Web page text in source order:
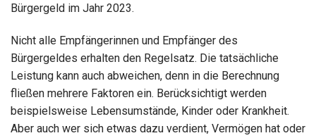
Bürgergeld im Jahr 2023.
Nicht alle Empfängerinnen und Empfänger des
Bürgergeldes erhalten den Regelsatz. Die tatsächliche
Leistung kann auch abweichen, denn in die Berechnung
fließen mehrere Faktoren ein. Berücksichtigt werden
beispielsweise Lebensumstände, Kinder oder Krankheit.
Aber auch wer sich etwas dazu verdient, Vermögen hat oder